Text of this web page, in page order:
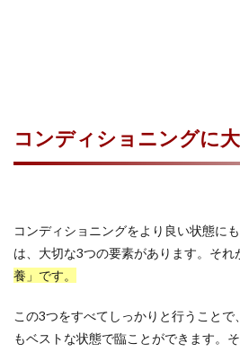
コンディショニングに
コンディショニングをより良い状態に
は、大切な3つの要素があります。それ
養」です。
この3つをすべてしっかりと行うこと
もベストな状態で臨ことができます。